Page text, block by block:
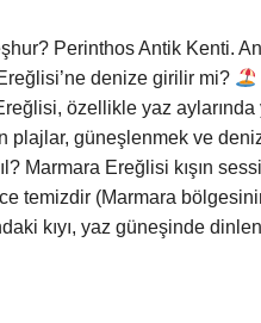
Perinthos Antik Kenti.
denize girilir mi?
özellikle yaz
güneşlenmek ve
Marmara Ereğlisi kışın
temizdir (Marmara
kıyı, yaz güneşinde